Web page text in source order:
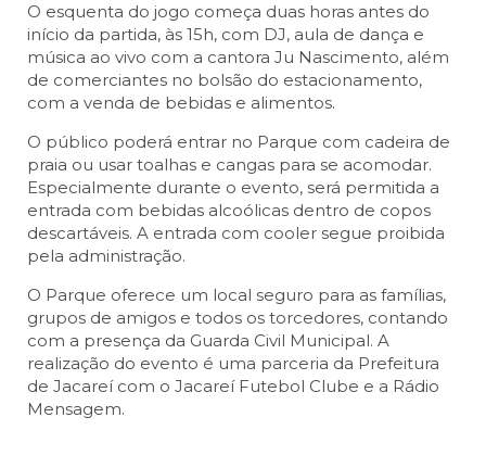
O esquenta do jogo começa duas horas antes do
início da partida, às 15h, com DJ, aula de dança e
música ao vivo com a cantora Ju Nascimento, além
de comerciantes no bolsão do estacionamento,
com a venda de bebidas e alimentos.
O público poderá entrar no Parque com cadeira de
praia ou usar toalhas e cangas para se acomodar.
Especialmente durante o evento, será permitida a
entrada com bebidas alcoólicas dentro de copos
descartáveis. A entrada com cooler segue proibida
pela administração.
O Parque oferece um local seguro para as famílias,
grupos de amigos e todos os torcedores, contando
com a presença da Guarda Civil Municipal. A
realização do evento é uma parceria da Prefeitura
de Jacareí com o Jacareí Futebol Clube e a Rádio
Mensagem.